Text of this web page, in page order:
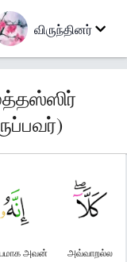
விருந்தினர்
அவ்வாறல்ல
அவன்